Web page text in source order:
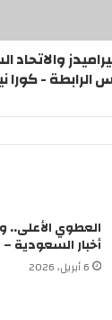
الرابطة - كورا
العطوي الأعلى..
أخبار السعودية –
6 أبريل، 2026